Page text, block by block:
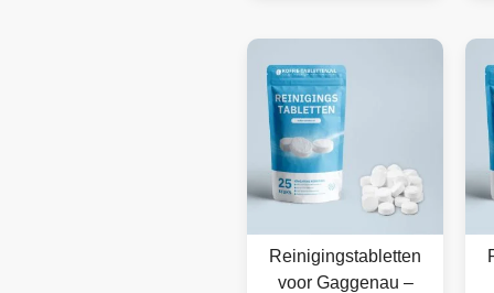
Reinigingstabletten
voor Gaggenau –